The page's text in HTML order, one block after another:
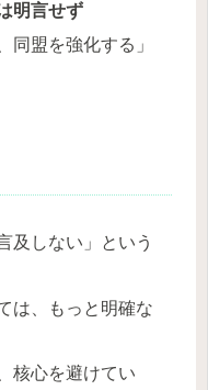
明言せず
同盟を強化する」
及しない」という
は、もっと明確な
核心を避けてい